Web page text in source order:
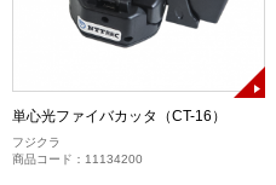
単心光ファイバカッタ（CT-16）
フジクラ
商品コード：11134200